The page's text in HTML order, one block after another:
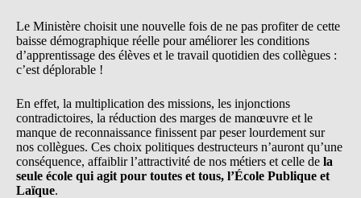
Le Ministère choisit une nouvelle fois de ne pas profiter de cette
baisse démographique réelle pour améliorer les conditions
d’apprentissage des élèves et le travail quotidien des collègues :
c’est déplorable !
En effet, la multiplication des missions, les injonctions
contradictoires, la réduction des marges de manœuvre et le
manque de reconnaissance finissent par peser lourdement sur
nos collègues. Ces choix politiques destructeurs n’auront qu’une
conséquence, affaiblir l’attractivité de nos métiers et celle de la
seule école qui agit pour toutes et tous, l’École Publique et
Laïque.